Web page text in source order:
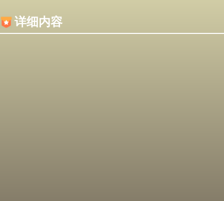
详细内容